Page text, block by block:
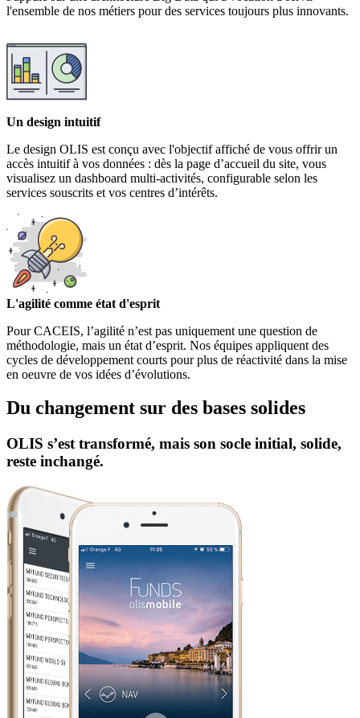
l'ensemble de nos métiers pour des services toujours plus innovants.
Un design intuitif
Le design OLIS est conçu avec l'objectif affiché de vous offrir un
accès intuitif à vos données : dès la page d’accueil du site, vous
visualisez un dashboard multi-activités, configurable selon les
services souscrits et vos centres d’intérêts.
L'agilité comme état d'esprit
Pour CACEIS, l’agilité n’est pas uniquement une question de
méthodologie, mais un état d’esprit. Nos équipes appliquent des
cycles de développement courts pour plus de réactivité dans la mise
en oeuvre de vos idées d’évolutions.
Du changement sur des bases solides
OLIS s’est transformé, mais son socle initial, solide,
reste inchangé.